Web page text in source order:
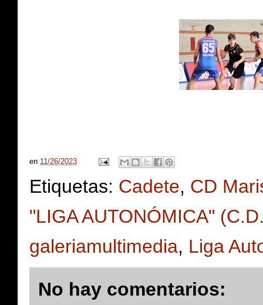
en 11/26/2023
Etiquetas: Cadete, CD
"LIGA AUTONÓMICA"
galeriamultimedia, Liga
No hay comentarios: